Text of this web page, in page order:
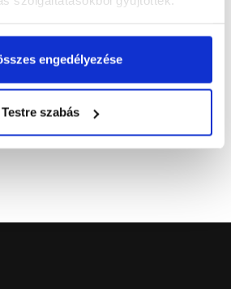
engedélyezése
Testre szabás